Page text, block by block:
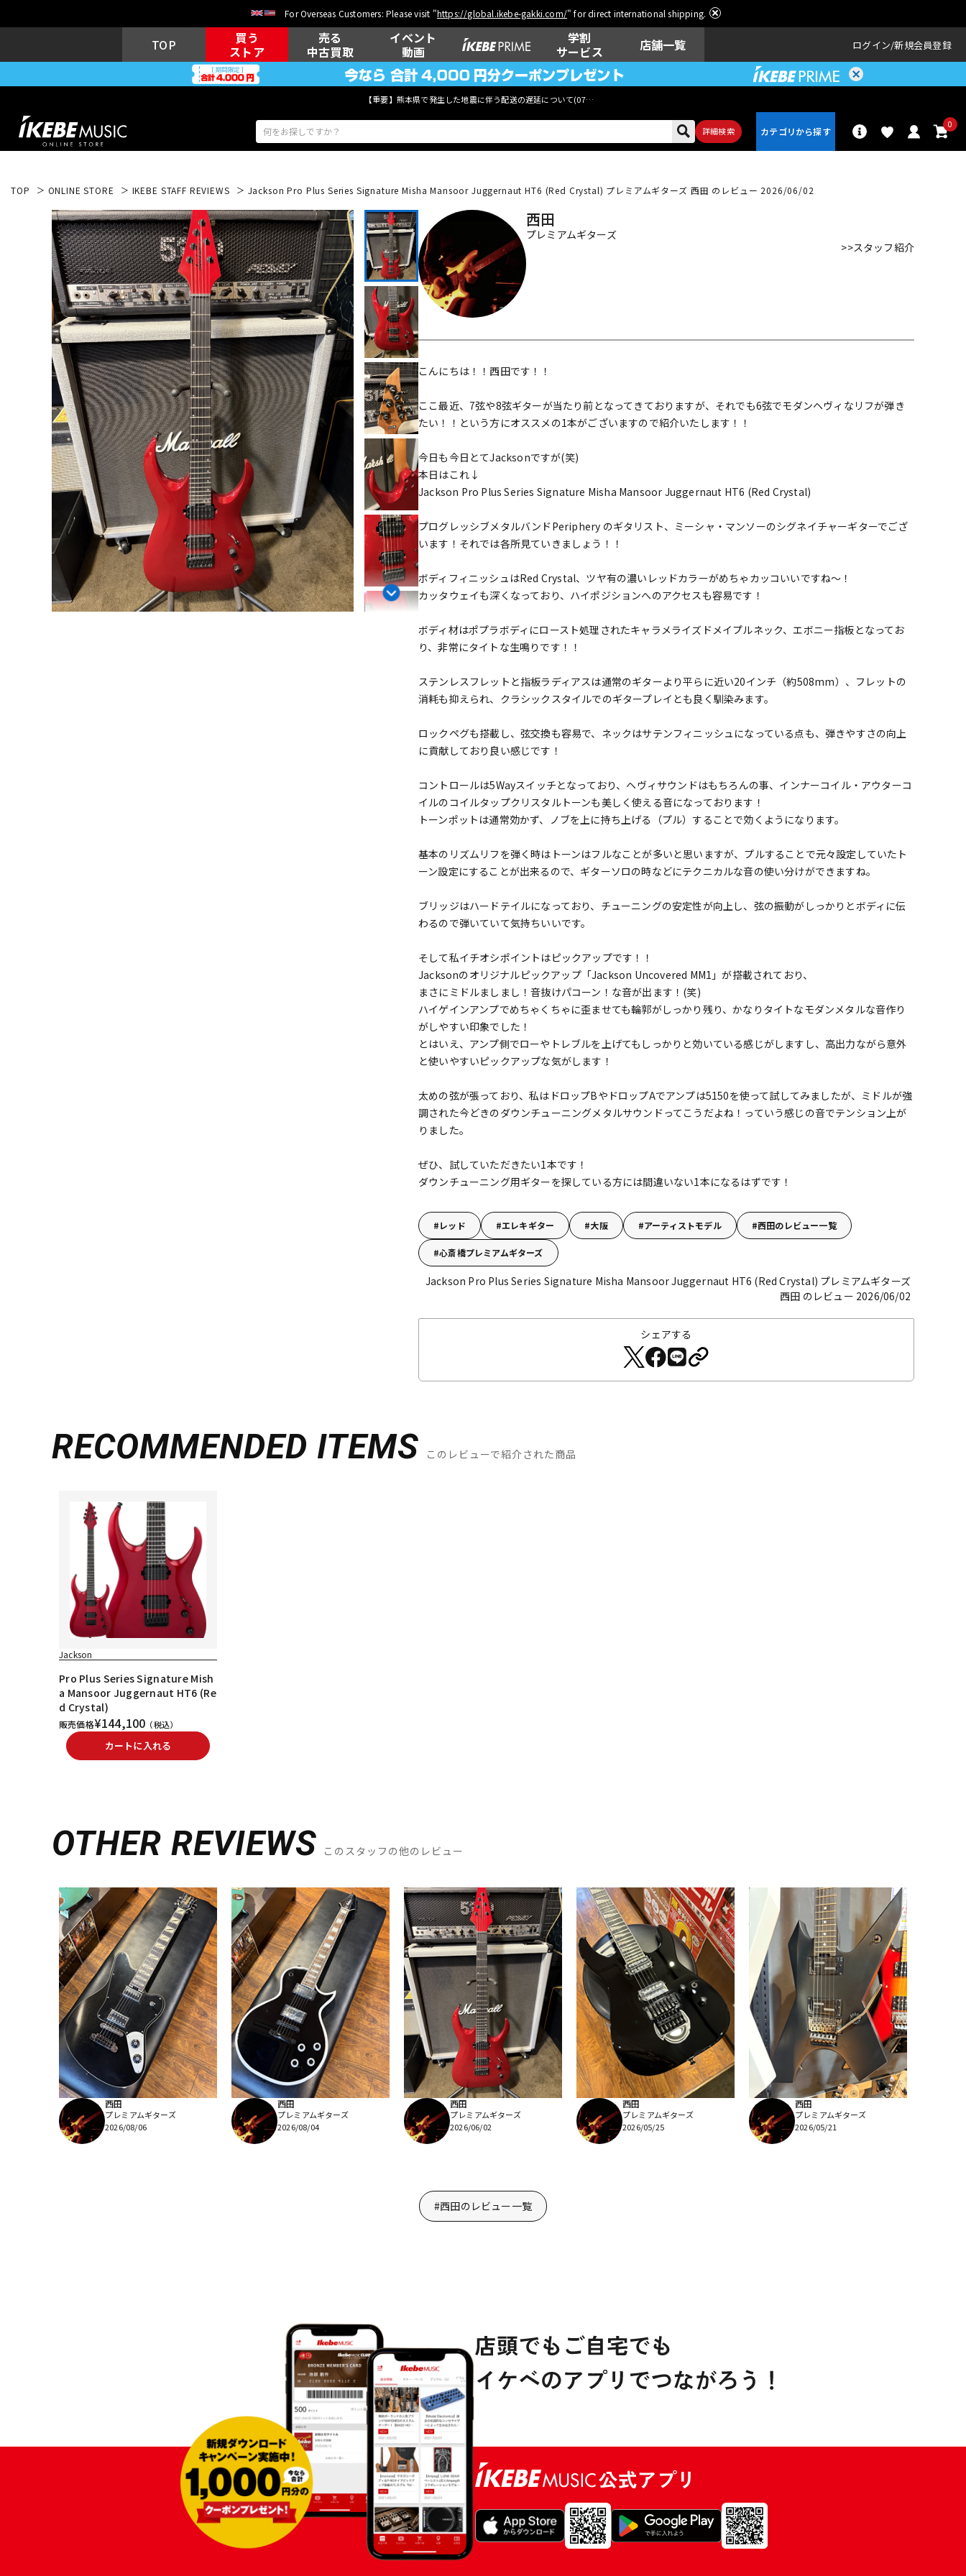
For Overseas Customers: Please visit "https://global.ikebe-gakki.com/" for direct international shipping.
TOP
買う
ストア
売る
中古買取
イベント
動画
学割
サービス
店舗一覧 ログイン 新規会員登録
【重要】熊本県で発生した地震に伴う配送の遅延について(07月29日
詳細検索
0
エレキギター アコギ/エレ
アコ ベース
キーボード 電子ピアノ 管楽器
DJ機器 DTM DTM オンラ
イン納品 グ機器 機器 リ
中古 ヴィンテージ
TOP ONLINE STORE IKEBE STAFF REVIEWS Jackson Pro Plus Series Signature Misha Mansoor Juggernaut HT6 (Red Crystal) プレミアムギターズ 西田 のレビュー 2026/06/02
西田
プレミアムギターズ
>>スタッフ紹介
こんにちは！！西田です！！
ここ最近、7弦や8弦ギターが当たり前となってきておりますが、それでも6弦でモダンヘヴィなリフが弾き
たい！！という方にオススメの1本がございますので紹介いたします！！
今日も今日とてJacksonですが(笑)
本日はこれ↓
Jackson Pro Plus Series Signature Misha Mansoor Juggernaut HT6 (Red Crystal)
プログレッシブメタルバンドPeriphery のギタリスト、ミーシャ・マンソーのシグネイチャーギターでござ
います！それでは各所見ていきましょう！！
ボディフィニッシュはRed Crystal、ツヤ有の濃いレッドカラーがめちゃカッコいいですね～！
カッタウェイも深くなっており、ハイポジションへのアクセスも容易です！
ボディ材はポプラボディにロースト処理されたキャラメライズドメイプルネック、エボニー指板となってお
り、非常にタイトな生鳴りです！！
ステンレスフレットと指板ラディアスは通常のギターより平らに近い20インチ（約508mm）、フレットの
消耗も抑えられ、クラシックスタイルでのギタープレイとも良く馴染みます。
ロックペグも搭載し、弦交換も容易で、ネックはサテンフィニッシュになっている点も、弾きやすさの向上
に貢献しており良い感じです！
コントロールは5Wayスイッチとなっており、ヘヴィサウンドはもちろんの事、インナーコイル・アウターコ
イルのコイルタップクリスタルトーンも美しく使える音になっております！
トーンポットは通常効かず、ノブを上に持ち上げる（プル）することで効くようになります。
基本のリズムリフを弾く時はトーンはフルなことが多いと思いますが、プルすることで元々設定していたト
ーン設定にすることが出来るので、ギターソロの時などにテクニカルな音の使い分けができますね。
ブリッジはハードテイルになっており、チューニングの安定性が向上し、弦の振動がしっかりとボディに伝
わるので弾いていて気持ちいいです。
そして私イチオシポイントはピックアップです！！
Jacksonのオリジナルピックアップ「Jackson Uncovered MM1」が搭載されており、
まさにミドルましまし！音抜けパコーン！な音が出ます！(笑)
ハイゲインアンプでめちゃくちゃに歪ませても輪郭がしっかり残り、かなりタイトなモダンメタルな音作り
がしやすい印象でした！
とはいえ、アンプ側でローやトレブルを上げてもしっかりと効いている感じがしますし、高出力ながら意外
と使いやすいピックアップな気がします！
太めの弦が張っており、私はドロップBやドロップAでアンプは5150を使って試してみましたが、ミドルが強
調された今どきのダウンチューニングメタルサウンドってこうだよね！っていう感じの音でテンション上が
りました。
ぜひ、試していただきたい1本です！
ダウンチューニング用ギターを探している方には間違いない1本になるはずです！
レッド エレキギター 大阪 アーティストモデル 西田のレビュー一覧
心斎橋プレミアムギターズ
Jackson Pro Plus Series Signature Misha Mansoor Juggernaut HT6 (Red Crystal) プレミアムギターズ
西田 のレビュー 2026/06/02
シェアする
RECOMMENDED ITEMS このレビューで紹介された商品
Jackson
Pro Plus Series Signature Mish
a Mansoor Juggernaut HT6 (Re
d Crystal)
販売価格¥144,100 （税込）
カートに入れる
OTHER REVIEWS このスタッフの他のレビュー
西田
プレミアムギターズ
2026/08/06
西田
プレミアムギターズ
2026/08/04
西田
プレミアムギターズ
2026/06/02
西田
プレミアムギターズ
2026/05/25
西田
プレミアムギターズ
2026/05/21
#西田のレビュー一覧